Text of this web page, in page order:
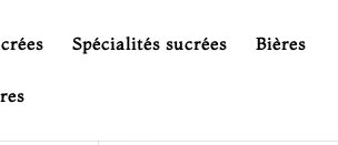
Spécialités sucrées Bières